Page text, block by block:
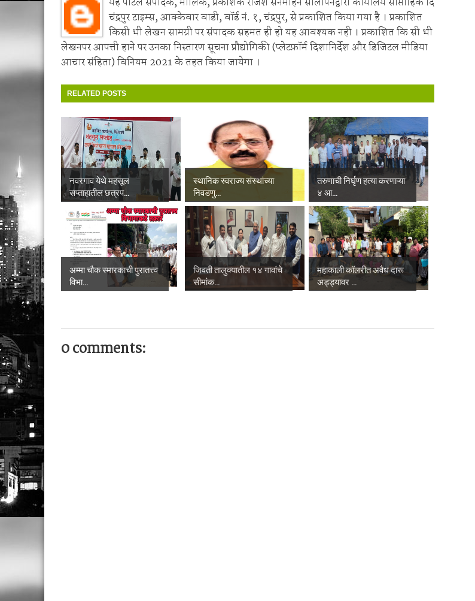
चंद्रपुर टाइम्स, आक्केवार वाडी, वॉर्ड नं. १, चंद्रपुर, से प्रकाशित किया गया है । प्रकाशित
किसी भी लेखन सामग्री पर संपादक सहमत ही हो यह आवश्यक नही । प्रकाशित कि सी भी
लेखनपर आपत्ती हाने पर उनका निस्तारण सूचना प्रौद्योगिकी (प्लेटफ़ॉर्म दिशानिर्देश और डिजिटल मीडिया
आचार संहिता) विनियम 2021 के तहत किया जायेगा ।
RELATED POSTS
नवरगाव येथे महसूल
सप्ताहातील छत्रप...
स्थानिक स्वराज्य संस्थांच्या
निवडणु...
तरुणाची निर्घृण हत्या करणाऱ्या
४ आ...
अम्मा चौक स्मारकाची पुरातत्त्व
विभा...
जिवती तालुक्यातील १४ गावांचे
सीमांक...
महाकाली कॉलरीत अवैध दारू
अड्ड्यावर ...
0 comments: